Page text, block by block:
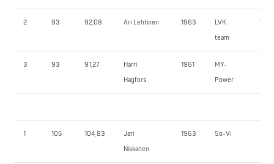
2 93 92,08 Ari Lehtinen 1963
LVK
team
3 93 91,27
Harri
Hagfors
1961
MY-
Power
1 105 104,83
Jari
Niskanen
1963 So-Vi